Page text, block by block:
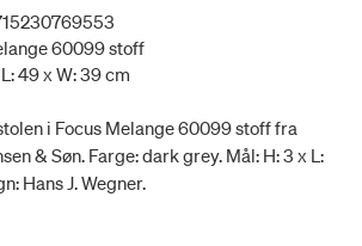
60099 stoff
49 x W: 39 cm
i Focus Melange 60099 stoff fra
& Søn. Farge: dark grey. Mål: H: 3 x L:
Hans J. Wegner.